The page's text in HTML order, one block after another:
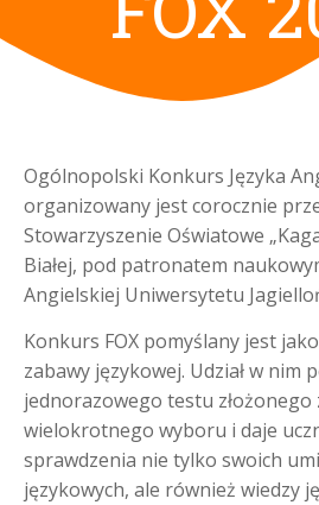
Ogólnopolski Konkurs Języka
organizowany jest corocznie
Stowarzyszenie Oświatowe
Białej, pod patronatem
Angielskiej Uniwersytetu
Konkurs FOX pomyślany jest
zabawy językowej. Udział w nim
jednorazowego testu złożonego
wielokrotnego wyboru i daje
sprawdzenia nie tylko swoich
językowych, ale również wiedzy